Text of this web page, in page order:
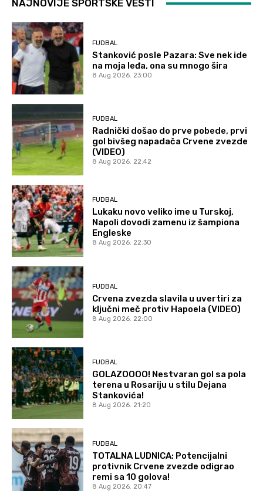
NAJNOVIJE SPORTSKE VESTI
FUDBAL
Stanković posle Pazara: Sve nek ide
na moja leđa, ona su mnogo šira
8 Aug 2026. 23:00
FUDBAL
Radnički došao do prve pobede, prvi
gol bivšeg napadača Crvene zvezde
(VIDEO)
8 Aug 2026. 22:42
FUDBAL
Lukaku novo veliko ime u Turskoj,
Napoli dovodi zamenu iz šampiona
Engleske
8 Aug 2026. 22:30
FUDBAL
Crvena zvezda slavila u uvertiri za
ključni meč protiv Hapoela (VIDEO)
8 Aug 2026. 22:00
FUDBAL
GOLAZOOOO! Nestvaran gol sa pola
terena u Rosariju u stilu Dejana
Stankovića!
8 Aug 2026. 21:20
FUDBAL
TOTALNA LUDNICA: Potencijalni
protivnik Crvene zvezde odigrao
remi sa 10 golova!
8 Aug 2026. 20:47